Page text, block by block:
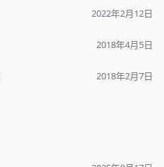
2022年2月12日
2018年4月5日
2018年2月7日